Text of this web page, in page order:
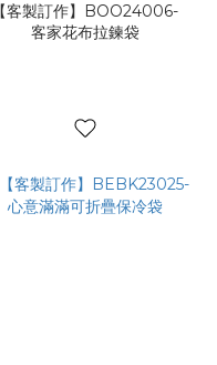
【客製訂作】BOO24006-
客家花布拉鍊袋